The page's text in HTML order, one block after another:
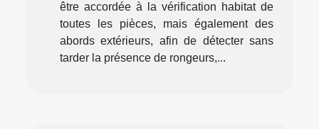
être accordée à la vérification habitat de
toutes les pièces, mais également des
abords extérieurs, afin de détecter sans
tarder la présence de rongeurs,...